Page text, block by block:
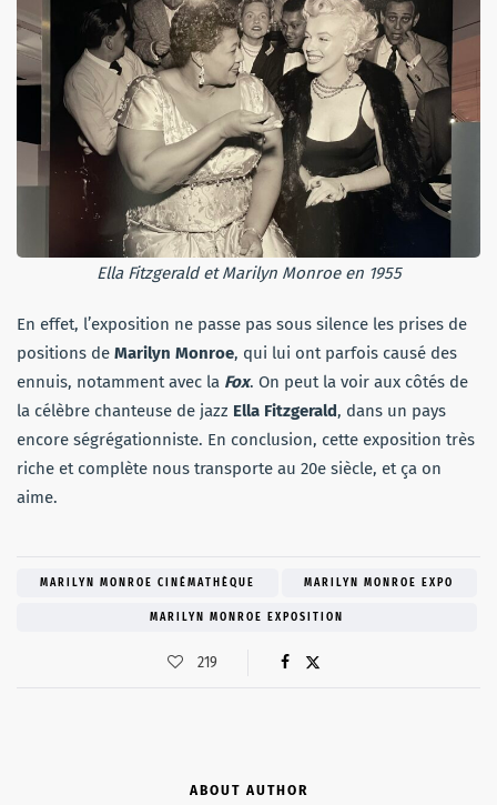
Ella FitzgeraldetMarilyn Monroe en 1955
En effet, l’exposition ne passe pas sous silence les prises de
positions de Marilyn Monroe, qui lui ont parfois causé des
ennuis, notamment avec la Fox. On peut la voir aux côtés de
la célèbre chanteuse de jazz Ella Fitzgerald, dans un pays
encore ségrégationniste. En conclusion, cette exposition très
riche et complète nous transporte au 20e siècle, et ça on
aime.
MARILYN MONROE CINÉMATHÈQUE MARILYN MONROE EXPO
MARILYN MONROE EXPOSITION
219
ABOUT AUTHOR